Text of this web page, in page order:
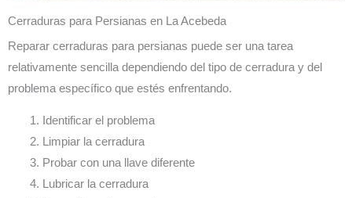
Cerraduras para Persianas en La Acebeda
Reparar cerraduras para persianas puede ser una tarea
relativamente sencilla dependiendo del tipo de cerradura y del
problema específico que estés enfrentando.
Identificar el problema
Limpiar la cerradura
Probar con una llave diferente
Lubricar la cerradura